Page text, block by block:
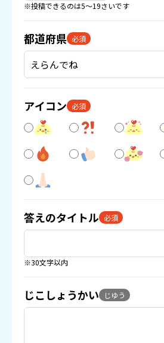
※投稿できるのは5〜19さいです
都道府県 必須
アイコン 必須
答えのタイトル 必須
※30文字以内
じこしょうかい じゆう